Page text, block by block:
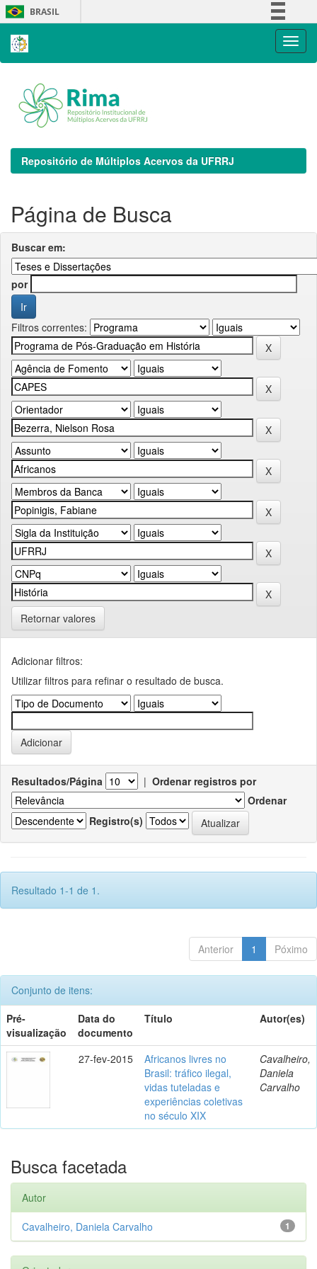
Skip
navigation
BRASIL
Repositório de Múltiplos Acervos da UFRRJ
Página de Busca
Buscar em:
por
Filtros correntes:
Retornar valores
Adicionar filtros:
Utilizar filtros para refinar o resultado de busca.
Resultados/Página | Ordenar registros por
Ordenar
Registro(s)
Resultado 1-1 de 1.
Anterior 1 Póximo
Conjunto de itens:
Pré-
visualização
Data do
documento
Título Autor(es)
27-fev-2015
Africanos livres no
Brasil: tráfico ilegal,
vidas tuteladas e
experiências coletivas
no século XIX
Cavalheiro,
Daniela
Carvalho
Busca facetada
Autor
1
Cavalheiro, Daniela Carvalho